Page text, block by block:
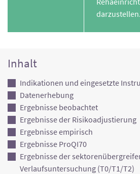
darzustellen.
Inhalt
Indikationen und eingesetzte
Datenerhebung
Ergebnisse beobachtet
Ergebnisse der Risikoadjustierung
Ergebnisse empirisch
Ergebnisse ProQI70
Ergebnisse der
Verlaufsuntersuchung (T0/T1/T2)